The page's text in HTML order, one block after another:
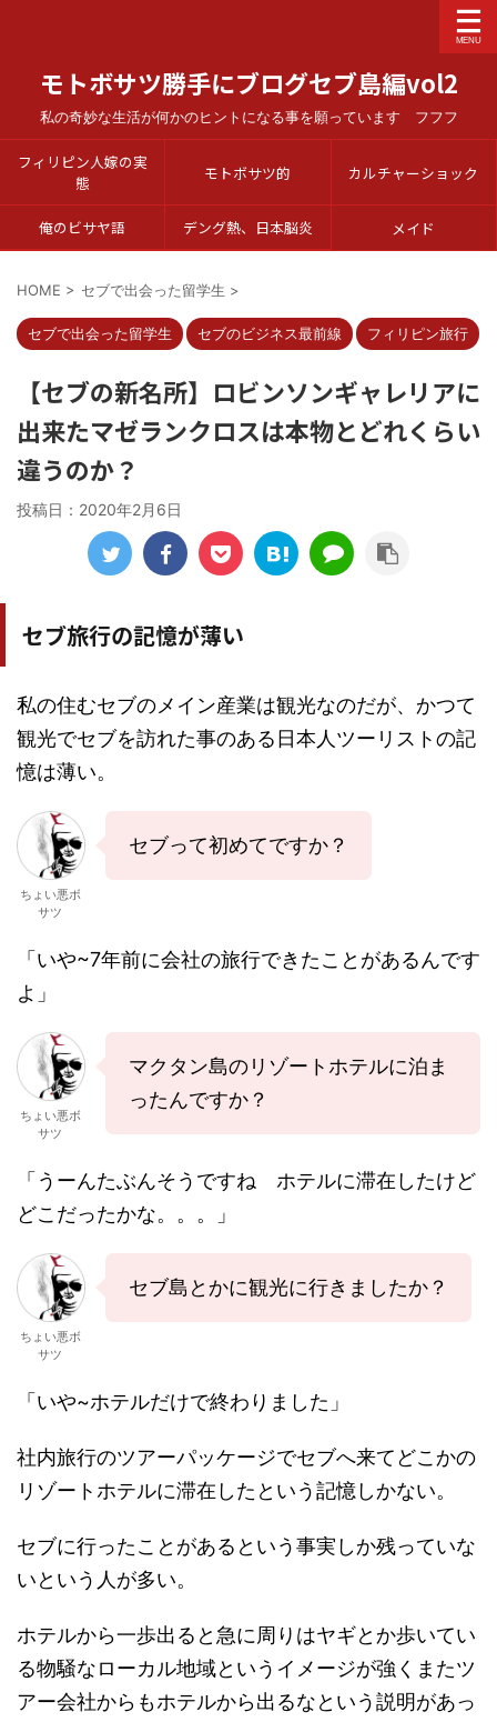
モトボサツ勝手にブログセブ島編vol2
私の奇妙な生活が何かのヒントになる事を願っています フフフ
フィリピン人嫁の実
態
モトボサツ的 カルチャーショック
俺のビサヤ語 デング熱、日本脳炎 メイド
HOME > セブで出会った留学生 >
セブで出会った留学生 セブのビジネス最前線 フィリピン旅行
【セブの新名所】ロビンソンギャレリアに
出来たマゼランクロスは本物とどれくらい
違うのか？
投稿日： 2020年2月6日
セブ旅行の記憶が薄い
私の住むセブのメイン産業は観光なのだが、かつて
観光でセブを訪れた事のある日本人ツーリストの記
憶は薄い。
ちょい悪ボ
サツ
セブって初めてですか？
「いや~7年前に会社の旅行できたことがあるんです
よ」
ちょい悪ボ
サツ
マクタン島のリゾートホテルに泊ま
ったんですか？
「うーんたぶんそうですね ホテルに滞在したけど
どこだったかな。。。」
ちょい悪ボ
サツ
セブ島とかに観光に行きましたか？
「いや~ホテルだけで終わりました」
社内旅行のツアーパッケージでセブへ来てどこかの
リゾートホテルに滞在したという記憶しかない。
セブに行ったことがあるという事実しか残っていな
いという人が多い。
ホテルから一歩出ると急に周りはヤギとか歩いてい
る物騒なローカル地域というイメージが強くまたツ
アー会社からもホテルから出るなという説明があっ